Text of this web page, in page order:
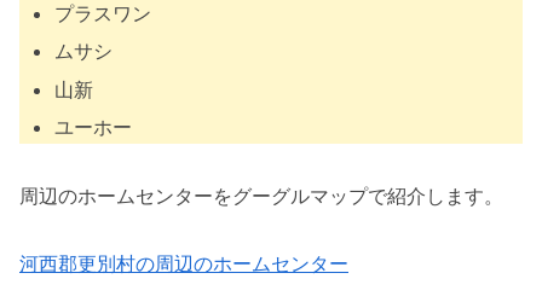
プラスワン
ムサシ
山新
ユーホー
周辺のホームセンターをグーグルマップで紹介します。
河西郡更別村の周辺のホームセンター